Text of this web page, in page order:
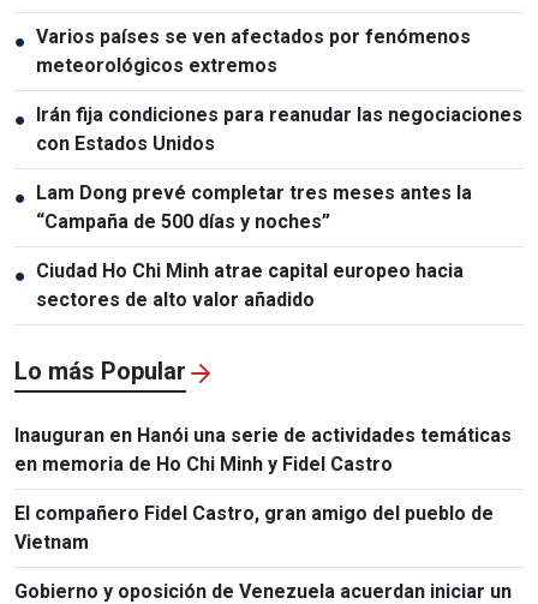
● Varios países se ven afectados por fenómenos
meteorológicos extremos
● Irán fija condiciones para reanudar las negociaciones
con Estados Unidos
● Lam Dong prevé completar tres meses antes la
“Campaña de 500 días y noches”
● Ciudad Ho Chi Minh atrae capital europeo hacia
sectores de alto valor añadido
Lo más Popular
Inauguran en Hanói una serie de actividades temáticas
en memoria de Ho Chi Minh y Fidel Castro
El compañero Fidel Castro, gran amigo del pueblo de
Vietnam
Gobierno y oposición de Venezuela acuerdan iniciar un